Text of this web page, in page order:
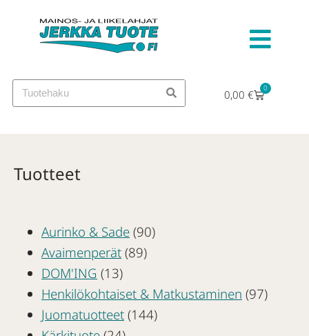
0,00 € 0
Tuotteet
Aurinko & Sade (90)
Avaimenperät (89)
DOM'ING (13)
Henkilökohtaiset & Matkustaminen (97)
Juomatuotteet (144)